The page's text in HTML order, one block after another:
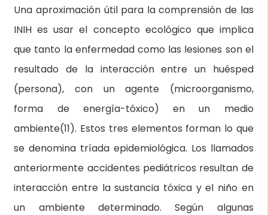
Una aproximación útil para la comprensión de las
INIH es usar el concepto ecológico que implica
que tanto la enfermedad como las lesiones son el
resultado de la interacción entre un huésped
(persona), con un agente (microorganismo,
forma de energía-tóxico) en un medio
ambiente(11). Estos tres elementos forman lo que
se denomina tríada epidemiológica. Los llamados
anteriormente accidentes pediátricos resultan de
interacción entre la sustancia tóxica y el niño en
un ambiente determinado. Según algunas